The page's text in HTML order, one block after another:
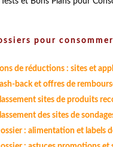
pour
de réductions : sites et
back et offres de
sites de produits
des sites de
: alimentation et labels